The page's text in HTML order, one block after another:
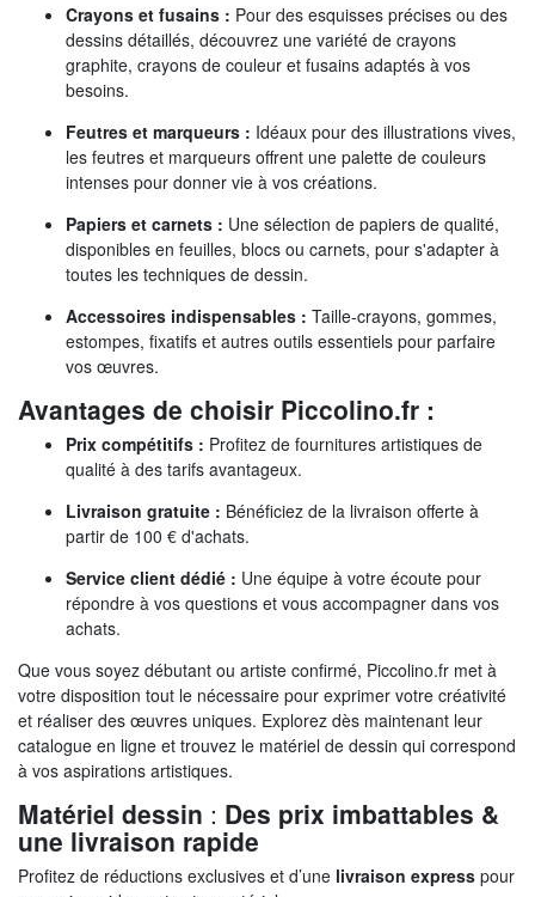
Crayons et fusains : Pour des esquisses précises ou des
dessins détaillés, découvrez une variété de crayons
graphite, crayons de couleur et fusains adaptés à vos
besoins.
Feutres et marqueurs : Idéaux pour des illustrations vives,
les feutres et marqueurs offrent une palette de couleurs
intenses pour donner vie à vos créations.
Papiers et carnets : Une sélection de papiers de qualité,
disponibles en feuilles, blocs ou carnets, pour s'adapter à
toutes les techniques de dessin.
Accessoires indispensables : Taille-crayons, gommes,
estompes, fixatifs et autres outils essentiels pour parfaire
vos œuvres.
Avantages de choisir Piccolino.fr :
Prix compétitifs : Profitez de fournitures artistiques de
qualité à des tarifs avantageux.
Livraison gratuite : Bénéficiez de la livraison offerte à
partir de 100 € d'achats.
Service client dédié : Une équipe à votre écoute pour
répondre à vos questions et vous accompagner dans vos
achats.
Que vous soyez débutant ou artiste confirmé, Piccolino.fr met à
votre disposition tout le nécessaire pour exprimer votre créativité
et réaliser des œuvres uniques. Explorez dès maintenant leur
catalogue en ligne et trouvez le matériel de dessin qui correspond
à vos aspirations artistiques.
Matériel dessin : Des prix imbattables &
une livraison rapide
Profitez de réductions exclusives et d’une livraison express pour